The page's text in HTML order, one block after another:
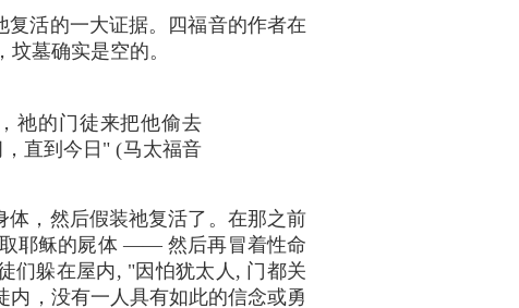
活的一大证据。四福音的作者在
墓确实是空的。
祂的门徒来把他偷去
直到今日" (马太福音
，然后假装祂复活了。在那之前
耶稣的屍体 —— 然后再冒着性命
们躲在屋内, "因怕犹太人, 门都关
，没有一人具有如此的信念或勇